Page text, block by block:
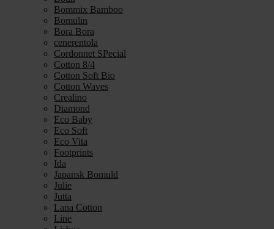
Bommix Bamboo
Bomulin
Bora Bora
cenerentola
Cordonnet SPecial
Cotton 8/4
Cotton Soft Bio
Cotton Waves
Crealino
Diamond
Eco Baby
Eco Soft
Eco Vita
Footprints
Ida
Japansk Bomuld
Julie
Jutta
Lana Cotton
Line